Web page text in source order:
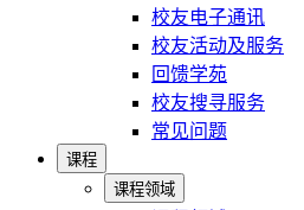
校友电子通讯
校友活动及服务
回馈学苑
校友搜寻服务
常见问题
课程
课程领域